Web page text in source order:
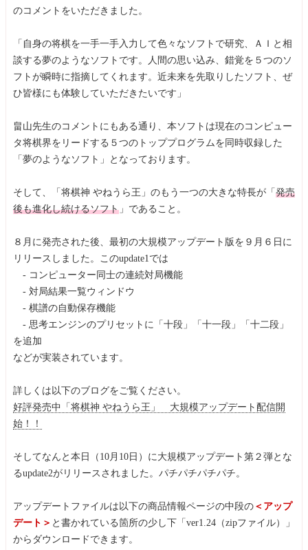
のコメントをいただきました。
「自身の将棋を一手一手入力して色々なソフトで研究、ＡＩと相
談する夢のようなソフトです。人間の思い込み、錯覚を５つのソ
フトが瞬時に指摘してくれます。近未来を先取りしたソフト、ぜ
ひ皆様にも体験していただきたいです」
畠山先生のコメントにもある通り、本ソフトは現在のコンピュー
タ将棋界をリードする５つのトッププログラムを同時収録した
「夢のようなソフト」となっております。
そして、「将棋神 やねうら王」のもう一つの大きな特長が「発売
後も進化し続けるソフト 」であること。
８月に発売された後、最初の大規模アップデート版を９月６日に
リリースしました。このupdate1では
- コンピューター同士の連続対局機能
- 対局結果一覧ウィンドウ
- 棋譜の自動保存機能
- 思考エンジンのプリセットに「十段」「十一段」「十二段」
を追加
などが実装されています。
詳しくは以下のブログをご覧ください。
好評発売中「将棋神 やねうら王」 大規模アップデート配信開
始！！
そしてなんと本日（10月10日）に大規模アップデート第２弾とな
るupdate2がリリースされました。パチパチパチパチ。
アップデートファイルは以下の商品情報ページの中段の＜アップ
デート＞ と書かれている箇所の少し下「ver1.24（zipファイル）」
からダウンロードできます。